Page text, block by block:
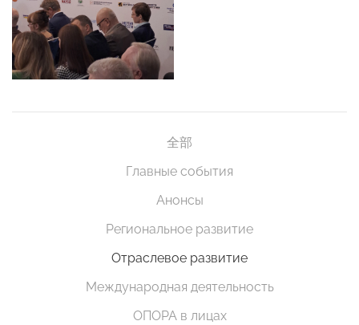
全部
Главные события
Анонсы
Региональное развитие
Отраслевое развитие
Международная деятельность
ОПОРА в лицах